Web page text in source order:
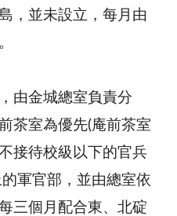
，並未設立，每月由
由金城總室負責分
茶室為優先(庵前茶室
接待校級以下的官兵
軍官部，並由總室依
三個月配合東、北碇